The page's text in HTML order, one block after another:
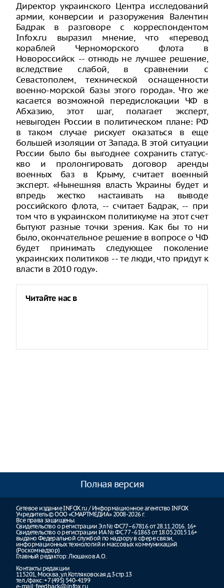
Директор украинского Центра исследований
армии, конверсии и разоружения Валентин
Бадрак в разговоре с корреспондентом
Infox.ru выразил мнение, что «перевод
кораблей Черноморского флота в
Новороссийск -- отнюдь не лучшее решение,
вследствие слабой, в сравнении с
Севастополем, технической оснащенности
военно-морской базы этого города». Что же
касается возможной передислокации ЧФ в
Абхазию, этот шаг, полагает эксперт,
невыгоден России в политическом плане: РФ
в таком случае рискует оказаться в еще
большей изоляции от Запада. В этой ситуации
России было бы выгоднее сохранить статус-
кво и пролонгировать договор аренды
военных баз в Крыму, считает военный
эксперт. «Нынешняя власть Украины будет и
впредь жестко настаивать на выводе
российского флота, -- считает Бадрак, -- при
том что в украинском политикуме на этот счет
бытуют разные точки зрения. Как бы то ни
было, окончательное решение в вопросе о ЧФ
будет принимать следующее поколение
украинских политиков -- те люди, что придут к
власти в 2010 году».
Читайте нас в
Полная версия
Сетевое издание INFOX.ru / Информационное агентство INFOX
Учредитель © ООО «СМАРТМЕДИА» 2008-2026 г.
Все права защищены.
Свидетельство о регистрации Эл № ФС77–67816 от 28.11.2016. 16+
Свидетельство о регистрации ИА № ФС 77 - 61863 от 18.05.2015 16+
выдано Федеральной службой по надзору в сфере связи,
информационных технологий и массовых коммуникаций
(Роскомнадзор)
Главный редактор: Люшаков А.О.
Контакты редакции
115201, Москва, ул.Котляковская д.3 стр.13
тел./факс: +7 (495) 540-4199
e-mail:feedback@infox.ru